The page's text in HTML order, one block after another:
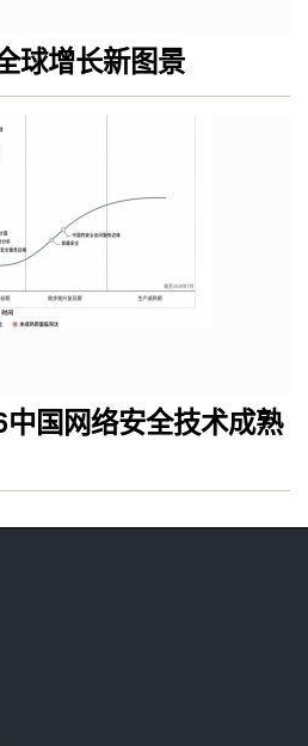
球增长新图景
国网络安全技术成熟